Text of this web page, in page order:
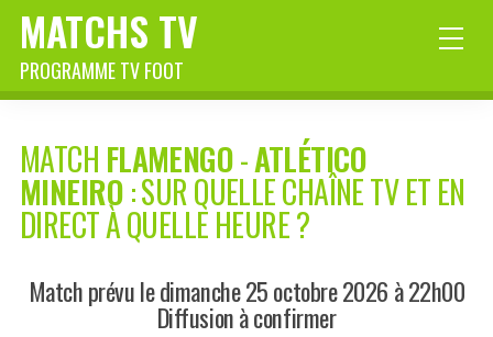
MATCHS TV
PROGRAMME TV FOOT
MATCH FLAMENGO-ATLÉTICO
MINEIRO: SUR QUELLE CHAÎNE TV ET EN
DIRECT À QUELLE HEURE ?
Match prévu le dimanche 25 octobre 2026 à 22h00
Diffusion à confirmer